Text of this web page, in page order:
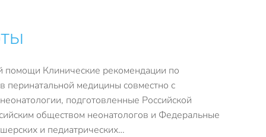
помощи Клинические рекомендации по
перинатальной медицины совместно с
подготовленные Российской
обществом неонатологов и Федеральные
и педиатрических…